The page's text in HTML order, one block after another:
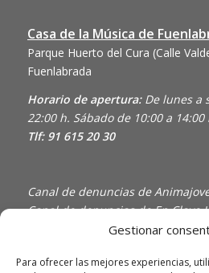
Gestionar
Para ofrecer las mejores experiencias,
Casa de la Música de
Parque Huerto del Cura (Calle
Fuenlabrada
Horario de apertura: De lunes a
22:00 h. Sábado de 10:00 a
Tlf: 91 615 20 30
Canal de denuncias de
Canal de denuncias de En Clave
Política de Privacidad y Uso de
Política de calidad